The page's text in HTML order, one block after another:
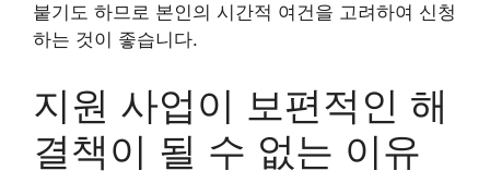
붙기도 하므로 본인의 시간적 여건을 고려하여 신청
하는 것이 좋습니다.
지원 사업이 보편적인 해
결책이 될 수 없는 이유